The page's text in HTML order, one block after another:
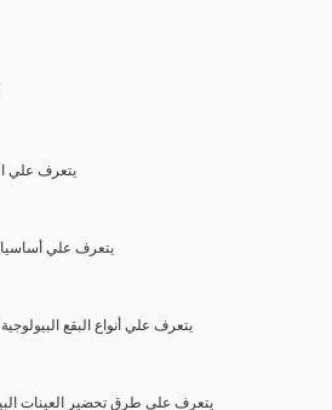
(1) يتعرف علي
(2) يتعرف علي
(3) يتعرف علي أنواع البقع
(4) يتعرف علي طرق تحضير العينات